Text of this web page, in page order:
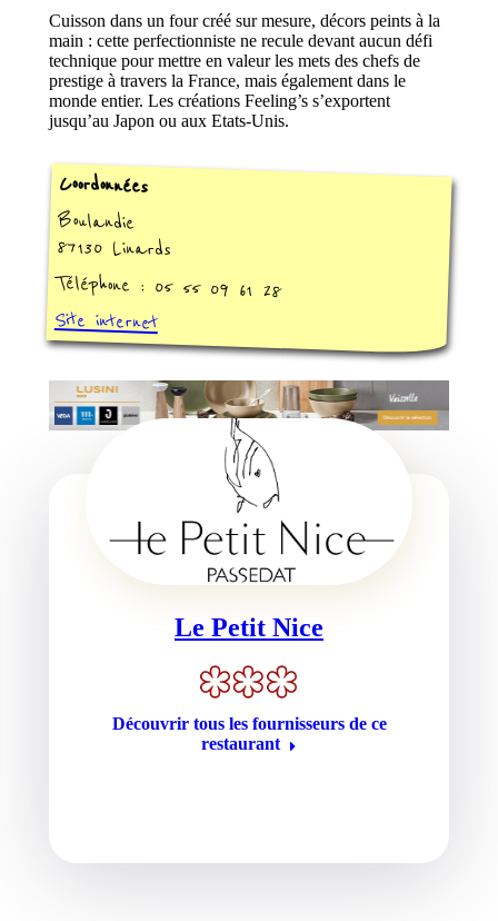
Cuisson dans un four créé sur mesure, décors peints à la
main : cette perfectionniste ne recule devant aucun défi
technique pour mettre en valeur les mets des chefs de
prestige à travers la France, mais également dans le
monde entier. Les créations Feeling’s s’exportent
jusqu’au Japon ou aux Etats-Unis.
Coordonnées
Boulandie
87130 Linards
Téléphone : 05 55 09 61 28
Site internet
Le Petit Nice
Découvrir tous les fournisseurs de ce
restaurant